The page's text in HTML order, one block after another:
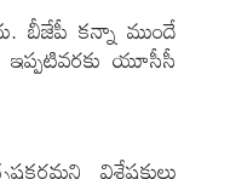
బీజేపీ కన్నా ముందే
యూసీసీ